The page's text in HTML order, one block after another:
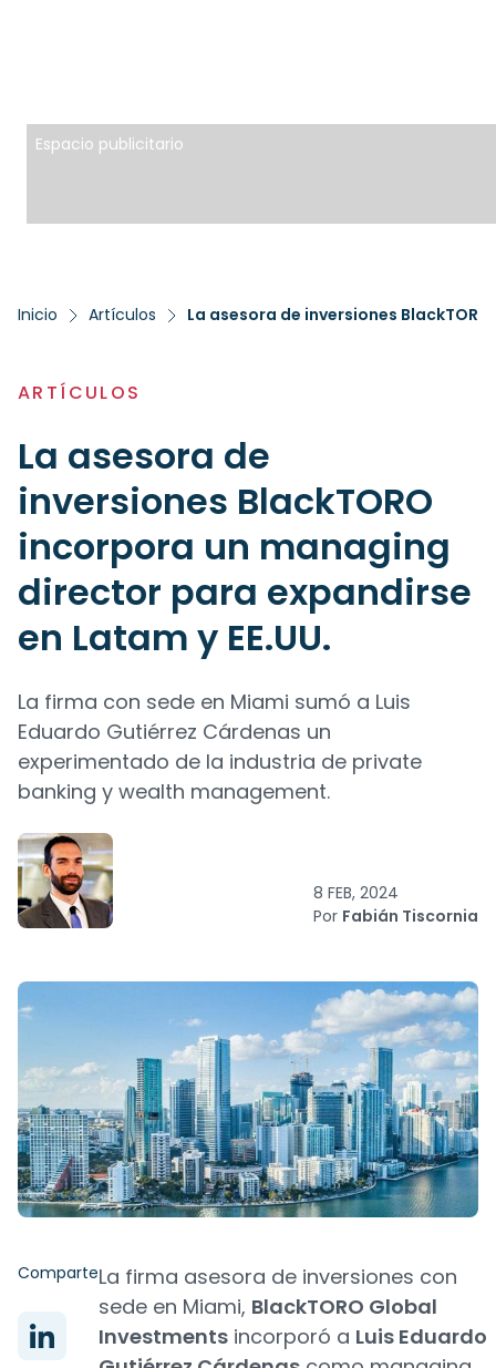
Espacio publicitario
Inicio Artículos
ARTÍCULOS
La asesora de
inversiones BlackTORO
incorpora un managing
director para expandirse
en Latam y EE.UU.
La firma con sede en Miami sumó a Luis
Eduardo Gutiérrez Cárdenas un
experimentado de la industria de private
banking y wealth management.
8 FEB, 2024
Por Fabián Tiscornia
ComparteLa firma asesora de inversiones con
sede en Miami, BlackTORO Global
Investments incorporó a Luis Eduardo